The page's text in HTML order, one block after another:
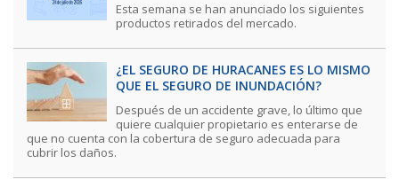
Esta semana se han anunciado los siguientes
productos retirados del mercado.
¿EL SEGURO DE HURACANES ES LO MISMO
QUE EL SEGURO DE INUNDACIÓN?
Después de un accidente grave, lo último que
quiere cualquier propietario es enterarse de
que no cuenta con la cobertura de seguro adecuada para
cubrir los daños.